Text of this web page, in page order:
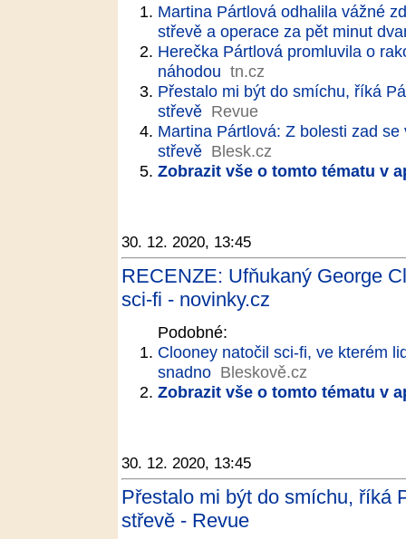
Martina Pártlová odhalila vážné
střevě a operace za pět minut
Herečka Pártlová promluvila o
náhodou tn.cz
Přestalo mi být do smíchu, říká
střevě Revue
Martina Pártlová: Z bolesti zad
střevě Blesk.cz
Zobrazit vše o tomto tématu v
30. 12. 2020, 13:45
RECENZE: Ufňukaný George
sci-fi - novinky.cz
Podobné:
Clooney natočil sci-fi, ve kterém
snadno Bleskově.cz
Zobrazit vše o tomto tématu v
30. 12. 2020, 13:45
Přestalo mi být do smíchu, říká
střevě - Revue